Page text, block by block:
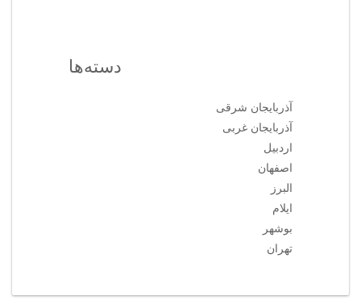
دسته‌ها
آذربایجان شرقی
آذربایجان غربی
اردبیل
اصفهان
البرز
ایلام
بوشهر
تهران